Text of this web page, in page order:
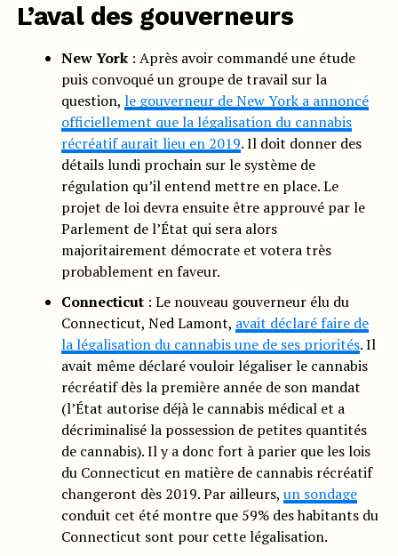
L’aval des gouverneurs
New York: Après avoir commandé une étude
puis convoqué un groupe de travail sur la
question, le gouverneur de New York a annoncé
officiellement que la légalisation du cannabis
récréatif aurait lieu en 2019. Il doit donner des
détails lundi prochain sur le système de
régulation qu’il entend mettre en place. Le
projet de loi devra ensuite être approuvé par le
Parlement de l’État qui sera alors
majoritairement démocrate et votera très
probablement en faveur.
Connecticut : Le nouveau gouverneur élu du
Connecticut, Ned Lamont, avait déclaré faire de
la légalisation du cannabis une de ses priorités. Il
avait même déclaré vouloir légaliser le cannabis
récréatif dès la première année de son mandat
(l’État autorise déjà le cannabis médical et a
décriminalisé la possession de petites quantités
de cannabis). Il y a donc fort à parier que les lois
du Connecticut en matière de cannabis récréatif
changeront dès 2019. Par ailleurs, un sondage
conduit cet été montre que 59% des habitants du
Connecticut sont pour cette légalisation.